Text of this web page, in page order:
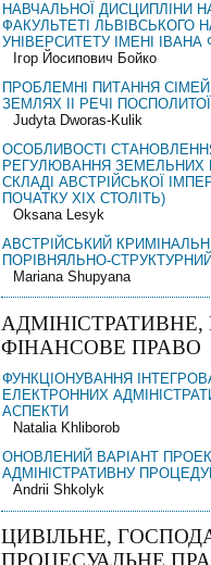
НАВЧАЛЬНОЇ ДИСЦИПЛІНИ
ФАКУЛЬТЕТІ ЛЬВІВСЬКОГО
УНІВЕРСИТЕТУ ІМЕНІ ІВАНА
Ігор Йосипович Бойко
ПРОБЛЕМНІ ПИТАННЯ
ЗЕМЛЯХ ІІ РЕЧІ ПОСПОЛИТОЇ
Judyta Dworas-Kulik
ОСОБЛИВОСТІ
РЕГУЛЮВАННЯ ЗЕМЕЛЬНИХ
СКЛАДІ АВСТРІЙСЬКОЇ
ПОЧАТКУ ХІХ СТОЛІТЬ)
Oksana Lesyk
АВСТРІЙСЬКИЙ
ПОРІВНЯЛЬНО-
Mariana Shupyana
ФІНАНСОВЕ ПРАВО
ФУНКЦІОНУВАННЯ
ЕЛЕКТРОННИХ
АСПЕКТИ
Natalia Khliborob
ОНОВЛЕНИЙ ВАРІАНТ
АДМІНІСТРАТИВНУ
Andrii Shkolyk
ЦИВІЛЬНЕ,
ПРОЦЕСУАЛЬНЕ